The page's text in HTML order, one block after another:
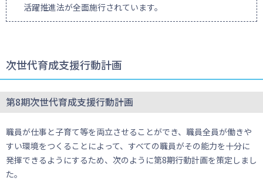
活躍推進法が全面施行されています。
次世代育成支援行動計画
第8期次世代育成支援行動計画
職員が仕事と子育て等を両立させることができ、職員全員が働きや
すい環境をつくることによって、すべての職員がその能力を十分に
発揮できるようにするため、次のように第8期行動計画を策定しまし
た。